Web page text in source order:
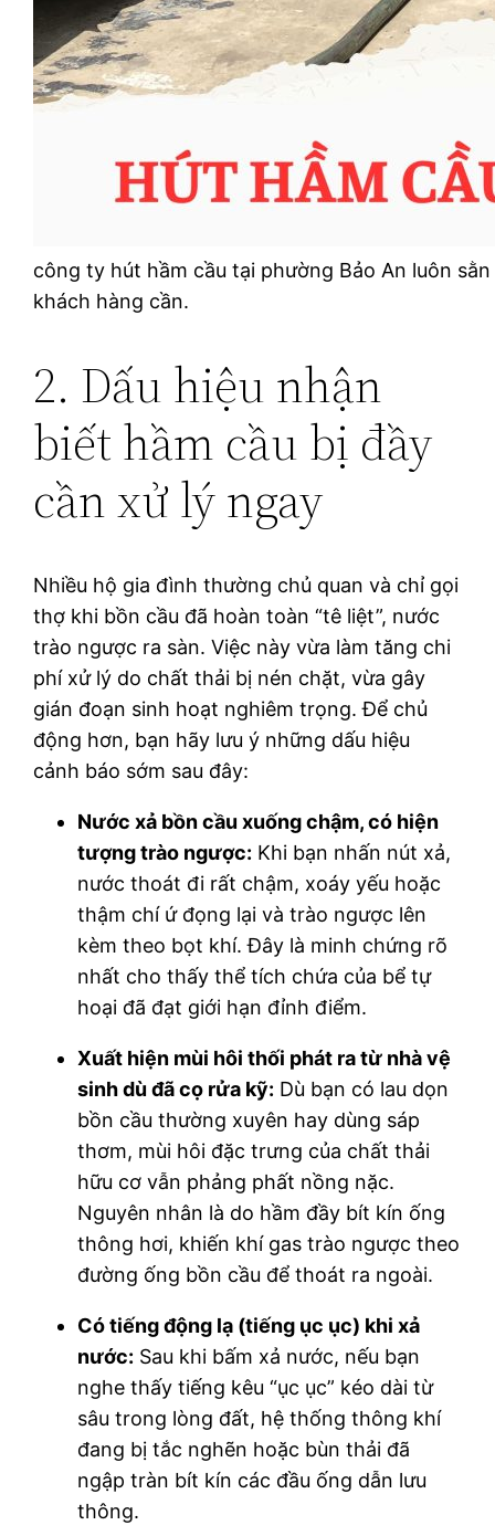
công ty hút hầm cầu tại phường Bảo An luôn
khách hàng cần.
2. Dấu hiệu nhận
biết hầm cầu bị đầy
cần xử lý ngay
Nhiều hộ gia đình thường chủ quan và chỉ gọi
thợ khi bồn cầu đã hoàn toàn “tê liệt”, nước
trào ngược ra sàn. Việc này vừa làm tăng chi
phí xử lý do chất thải bị nén chặt, vừa gây
gián đoạn sinh hoạt nghiêm trọng. Để chủ
động hơn, bạn hãy lưu ý những dấu hiệu
cảnh báo sớm sau đây:
Nước xả bồn cầu xuống chậm, có hiện
tượng trào ngược: Khi bạn nhấn nút xả,
nước thoát đi rất chậm, xoáy yếu hoặc
thậm chí ứ đọng lại và trào ngược lên
kèm theo bọt khí. Đây là minh chứng rõ
nhất cho thấy thể tích chứa của bể tự
hoại đã đạt giới hạn đỉnh điểm.
Xuất hiện mùi hôi thối phát ra từ nhà vệ
sinh dù đã cọ rửa kỹ: Dù bạn có lau dọn
bồn cầu thường xuyên hay dùng sáp
thơm, mùi hôi đặc trưng của chất thải
hữu cơ vẫn phảng phất nồng nặc.
Nguyên nhân là do hầm đầy bít kín ống
thông hơi, khiến khí gas trào ngược theo
đường ống bồn cầu để thoát ra ngoài.
Có tiếng động lạ (tiếng ục ục) khi xả
nước: Sau khi bấm xả nước, nếu bạn
nghe thấy tiếng kêu “ục ục” kéo dài từ
sâu trong lòng đất, hệ thống thông khí
đang bị tắc nghẽn hoặc bùn thải đã
ngập tràn bít kín các đầu ống dẫn lưu
thông.